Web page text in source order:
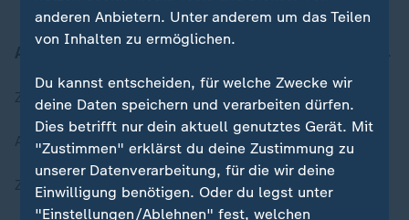
Zuletzt veröffentlicht
Aktuelle Sendungs-Videos
ZDFheute Stories
anderen Anbietern. Unter anderem um das Teilen
von Inhalten zu ermöglichen.
Du kannst entscheiden, für welche Zwecke wir
deine Daten speichern und verarbeiten dürfen.
Dies betrifft nur dein aktuell genutztes Gerät. Mit
"Zustimmen" erklärst du deine Zustimmung zu
unserer Datenverarbeitung, für die wir deine
Einwilligung benötigen. Oder du legst unter
"Einstellungen/Ablehnen" fest, welchen